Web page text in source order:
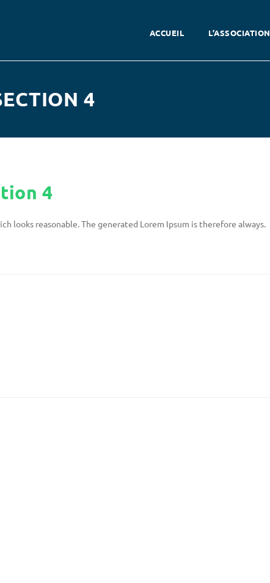
ACCUEIL L’ASSOCIATION
4
4
looks reasonable. The generated Lorem Ipsum is therefore always.